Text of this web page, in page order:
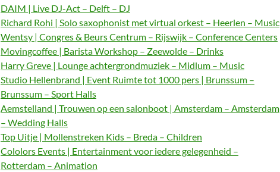
DAIM | Live DJ-Act – Delft – DJ
Richard Rohi | Solo saxophonist met virtual orkest – Heerlen – Music
Wentsy | Congres & Beurs Centrum – Rijswijk – Conference Centers
Movingcoffee | Barista Workshop – Zeewolde – Drinks
Harry Greve | Lounge achtergrondmuziek – Midlum – Music
Studio Hellenbrand | Event Ruimte tot 1000 pers | Brunssum –
Brunssum – Sport Halls
Aemstelland | Trouwen op een salonboot | Amsterdam – Amsterdam
– Wedding Halls
Top Uitje | Mollenstreken Kids – Breda – Children
Cololors Events | Entertainment voor iedere gelegenheid –
Rotterdam – Animation